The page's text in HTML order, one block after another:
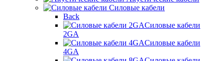
Силовые кабели
Back
Силовые кабели
2GA
Силовые кабели
4GA